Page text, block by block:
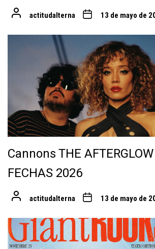
actitudalterna 13 de mayo de
Cannons THE
FECHAS 2026
actitudalterna 13 de mayo de